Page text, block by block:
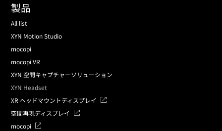
製品
All list
XYN Motion Studio
mocopi
mocopi VR
XYN 空間キャプチャーソリューション
XYN Headset
XR ヘッドマウントディスプレイ
空間再現ディスプレイ
mocopi